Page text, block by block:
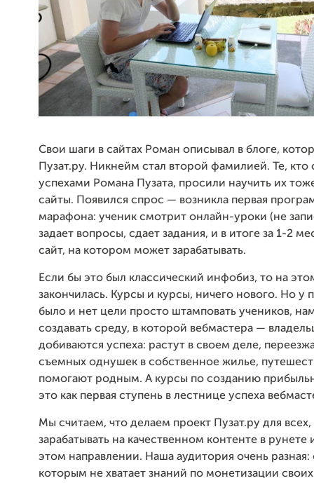
Свои шаги в сайтах Роман описывал в блоге,
Пузат.ру. Никнейм стал второй фамилией. Те, кто
успехами Романа Пузата, просили научить их
сайты. Появился спрос — возникла первая
марафона: ученик смотрит онлайн-уроки (не
задает вопросы, сдает задания, и в итоге за 1-2
сайт, на котором может зарабатывать.
Если бы это был классический инфобиз, то на
закончилась. Курсы и курсы, ничего нового. Но у
было и нет цели просто штамповать учеников,
создавать среду, в которой вебмастера —
добиваются успеха: растут в своем деле,
съемных однушек в собственное жилье,
помогают родным. А курсы по созданию
это как первая ступень в лестнице успеха
Мы считаем, что делаем проект Пузат.ру для всех,
зарабатывать на качественном контенте в рунете
этом направлении. Наша аудитория очень разная:
которым не хватает знаний по монетизации